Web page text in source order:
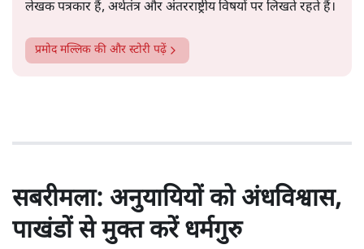
लेखक पत्रकार हैं, अर्थतंत्र और अंतरराष्ट्रीय विषयों पर लिखते रहते हैं।
प्रमोद मल्लिक की और स्टोरी पढ़ें
सबरीमला: अनुयायियों को अंधविश्वास,
पाखंडों से मुक्त करें धर्मगुरु